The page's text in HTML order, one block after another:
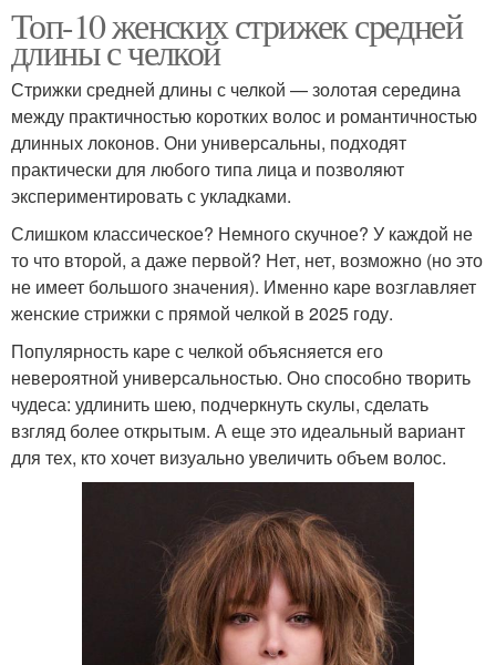
Топ-10 женских стрижек средней
длины с челкой
Стрижки средней длины с челкой — золотая середина
между практичностью коротких волос и романтичностью
длинных локонов. Они универсальны, подходят
практически для любого типа лица и позволяют
экспериментировать с укладками.
Слишком классическое? Немного скучное? У каждой не
то что второй, а даже первой? Нет, нет, возможно (но это
не имеет большого значения). Именно каре возглавляет
женские стрижки с прямой челкой в 2025 году.
Популярность каре с челкой объясняется его
невероятной универсальностью. Оно способно творить
чудеса: удлинить шею, подчеркнуть скулы, сделать
взгляд более открытым. А еще это идеальный вариант
для тех, кто хочет визуально увеличить объем волос.